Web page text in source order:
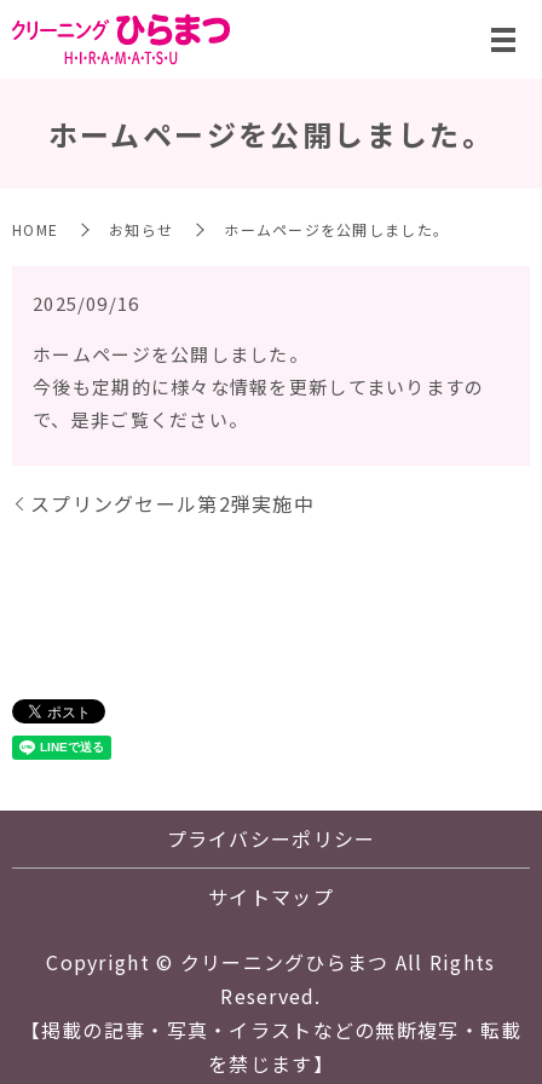
ホームページを公開しました。
HOME お知らせ ホームページを公開しました。
2025/09/16
ホームページを公開しました。
今後も定期的に様々な情報を更新してまいりますの
で、是非ご覧ください。
スプリングセール第2弾実施中
プライバシーポリシー
サイトマップ
Copyright © クリーニングひらまつ All Rights
Reserved.
【掲載の記事・写真・イラストなどの無断複写・転載
を禁じます】